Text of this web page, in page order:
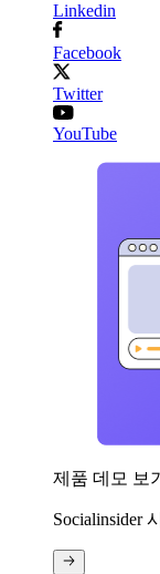
Linkedin
Facebook
Twitter
YouTube
제품 데모 보기
Socialinsider